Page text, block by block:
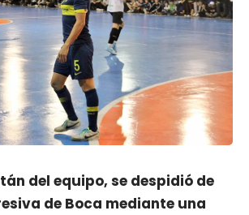
del equipo, se despidió de
de Boca mediante una